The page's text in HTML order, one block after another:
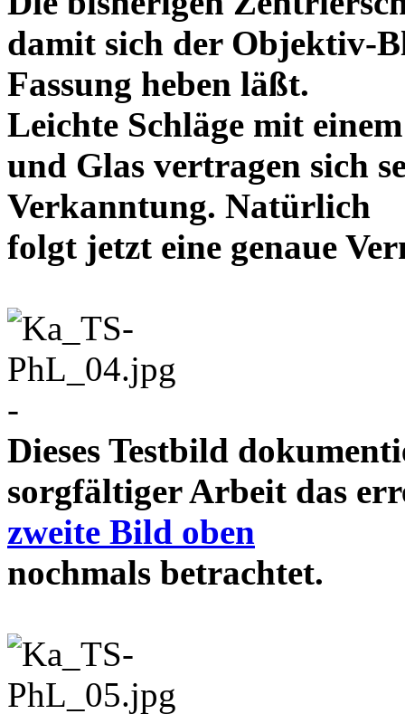
damit sich der Objektiv-
Fassung heben läßt.
Leichte Schläge mit
und Glas vertragen sich
Verkanntung. Natürlich
folgt jetzt eine genaue
-
Dieses Testbild
sorgfältiger Arbeit das
zweite Bild oben
nochmals